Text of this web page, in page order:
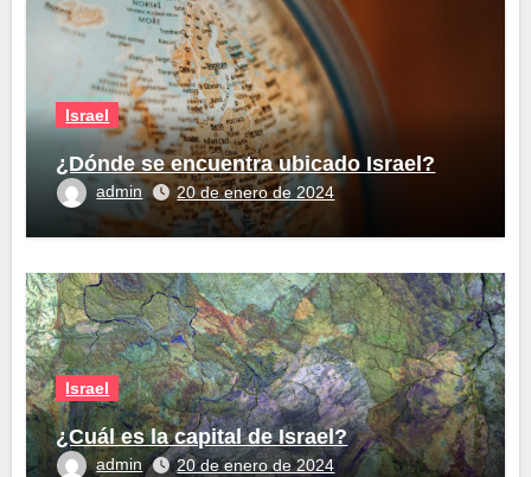
Israel
¿Dónde se encuentra ubicado Israel?
admin 20 de enero de 2024
Israel
¿Cuál es la capital de Israel?
admin 20 de enero de 2024